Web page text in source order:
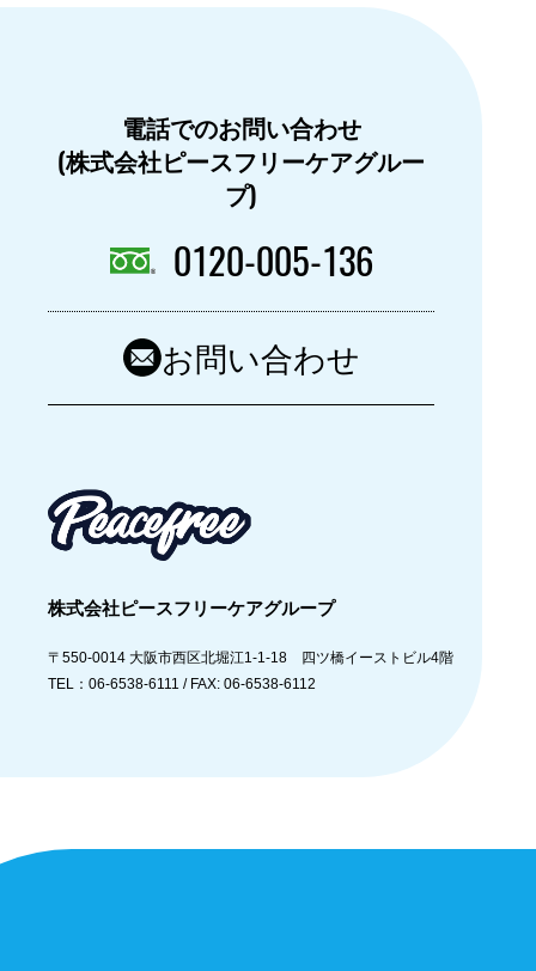
電話でのお問い合わせ
(株式会社ピースフリーケアグルー
プ)
0120-005-136
お問い合わせ
株式会社ピースフリーケアグループ
〒550-0014 大阪市西区北堀江1-1-18 四ツ橋イーストビル4階
TEL：06-6538-6111 / FAX: 06-6538-6112